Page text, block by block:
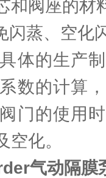
和阀座的材
闪蒸、空化
体的生产
数的计算
门的使用
化。
气动隔膜